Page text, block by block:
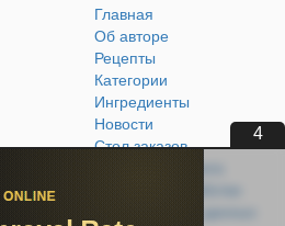
3
Главная
Об авторе
Рецепты
Категории
Ингредиенты
Новости
Стол заказов
Кулинарная книга
Политика обработки
персональных данных